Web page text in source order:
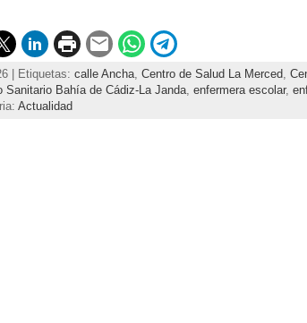
| Etiquetas: calle Ancha, Centro de Salud La Merced
Sanitario Bahía de Cádiz-La Janda, enfermera escolar,
Actualidad